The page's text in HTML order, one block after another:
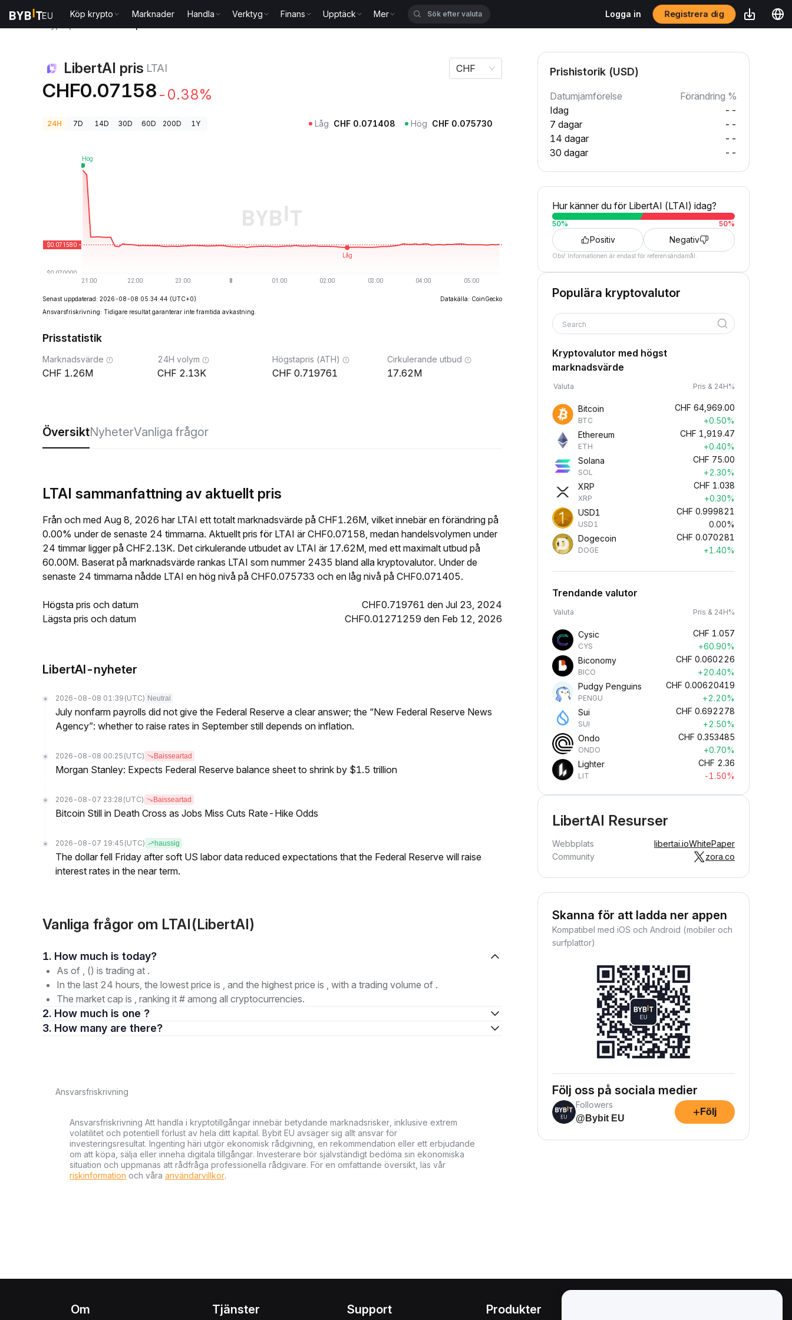
Köp krypto Marknader Handla Verktyg Finans Upptäck Mer Logga in Registrera dig
LibertAI pris LTAI
CHF0.07158 -0.38%
CHF
24H 7D 14D 30D 60D 200D 1Y Låg CHF 0.071408 Hög CHF 0.075730
Senast uppdaterad: 2026-08-08 05:34:44 (UTC+0)
Datakälla: CoinGecko
Ansvarsfriskrivning: Tidigare resultat garanterar inte framtida avkastning.
Prisstatistik
Marknadsvärde
1.26M
24H volym
2.13K
Högstapris (ATH)
0.719761
Cirkulerande utbud
17.62M
ÖversiktNyheterVanliga frågor
LTAI sammanfattning av aktuellt pris
Från och med Aug 8, 2026 har LTAI ett totalt marknadsvärde på CHF1.26M, vilket innebär en förändring på
0.00% under de senaste 24 timmarna. Aktuellt pris för LTAI är CHF0.07158, medan handelsvolymen under
24 timmar ligger på CHF2.13K. Det cirkulerande utbudet av LTAI är 17.62M, med ett maximalt utbud på
60.00M. Baserat på marknadsvärde rankas LTAI som nummer 2435 bland alla kryptovalutor. Under de
senaste 24 timmarna nådde LTAI en hög nivå på CHF0.075733 och en låg nivå på CHF0.071405.
Högsta pris och datum
CHF0.719761 den Jul 23, 2024
Lägsta pris och datum
CHF0.01271259 den Feb 12, 2026
LibertAI-nyheter
2026-08-08 01:39 (UTC) Neutral
July nonfarm payrolls did not give the Federal Reserve a clear answer; the “New Federal Reserve News
Agency”: whether to raise rates in September still depends on inflation.
2026-08-08 00:25 (UTC) Baisseartad
Morgan Stanley: Expects Federal Reserve balance sheet to shrink by $1.5 trillion
2026-08-07 23:28 (UTC) Baisseartad
Bitcoin Still in Death Cross as Jobs Miss Cuts Rate-Hike Odds
2026-08-07 19:45 (UTC) haussig
The dollar fell Friday after soft US labor data reduced expectations that the Federal Reserve will raise
interest rates in the near term.
Vanliga frågor om LTAI(LibertAI)
1. How much is today?
As of , () is trading at .
In the last 24 hours, the lowest price is , and the highest price is , with a trading volume of .
The market cap is , ranking it # among all cryptocurrencies.
2. How much is one ?
3. How many are there?
Ansvarsfriskrivning
Ansvarsfriskrivning Att handla i kryptotillgångar innebär betydande marknadsrisker, inklusive extrem
volatilitet och potentiell förlust av hela ditt kapital. Bybit EU avsäger sig allt ansvar för
investeringsresultat. Ingenting häri utgör ekonomisk rådgivning, en rekommendation eller ett erbjudande
om att köpa, sälja eller inneha digitala tillgångar. Investerare bör självständigt bedöma sin ekonomiska
situation och uppmanas att rådfråga professionella rådgivare. För en omfattande översikt, läs vår
riskinformation och våra användarvillkor.
Prishistorik (USD)
Datumjämförelse
Förändring %
Idag
--
7 dagar
--
14 dagar
--
30 dagar
--
Hur känner du för LibertAI (LTAI) idag?
50% 50%
Positiv Negativ
Obs! Informationen är endast för referensändamål.
Populära kryptovalutor
Search
Kryptovalutor med högst
marknadsvärde
Valuta Pris & 24H%
Bitcoin
BTC
CHF 64,969.00
+0.50%
Ethereum
ETH
CHF 1,919.47
+0.40%
Solana
SOL
CHF 75.00
+2.30%
XRP
XRP
CHF 1.038
+0.30%
USD1
USD1
CHF 0.999821
0.00%
Dogecoin
DOGE
CHF 0.070281
+1.40%
Trendande valutor
Valuta Pris & 24H%
Cysic
CYS
CHF 1.057
+60.90%
Biconomy
BICO
CHF 0.060226
+20.40%
Pudgy Penguins
PENGU
CHF 0.00620419
+2.20%
Sui
SUI
CHF 0.692278
+2.50%
Ondo
ONDO
CHF 0.353485
+0.70%
Lighter
LIT
CHF 2.36
-1.50%
LibertAI Resurser
Webbplats libertai.ioWhitePaper
Community
zora.co
Skanna för att ladda ner appen
Kompatibel med iOS och Android (mobiler och
surfplattor)
Följ oss på sociala medier
Followers
@Bybit EU
+ Följ
Om Tjänster Support Produkter